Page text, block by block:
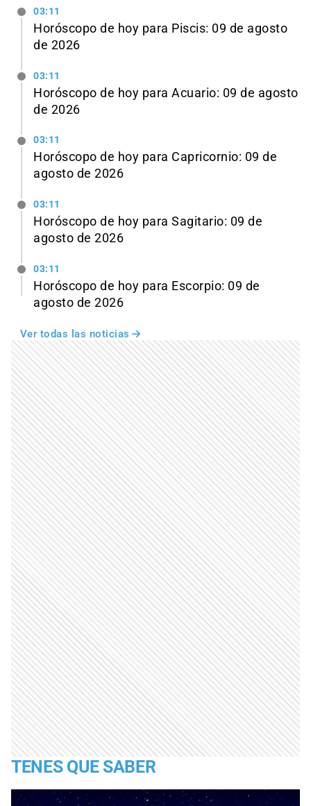
03:11
Horóscopo de hoy para Piscis: 09 de agosto
de 2026
03:11
Horóscopo de hoy para Acuario: 09 de agosto
de 2026
03:11
Horóscopo de hoy para Capricornio: 09 de
agosto de 2026
03:11
Horóscopo de hoy para Sagitario: 09 de
agosto de 2026
03:11
Horóscopo de hoy para Escorpio: 09 de
agosto de 2026
Ver todas las noticias
TENES QUE SABER